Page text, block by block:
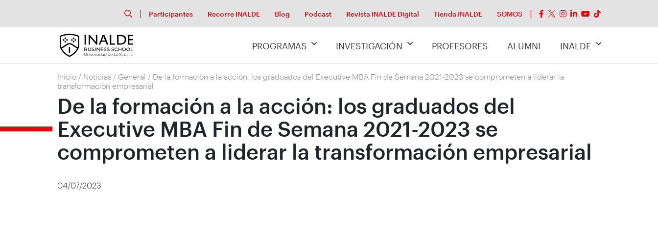
Participantes Recorre INALDE Blog Podcast Revista INALDE Digital Tienda INALDE SOMOS
PROGRAMAS INVESTIGACIÓN PROFESORES ALUMNI INALDE
Inicio / Noticias / General / De la formación a la acción: los graduados del Executive MBA Fin de Semana 2021-2023 se comprometen a liderar la
transformación empresarial
De la formación a la acción: los graduados del
Executive MBA Fin de Semana 2021-2023 se
comprometen a liderar la transformación empresarial
04/07/2023